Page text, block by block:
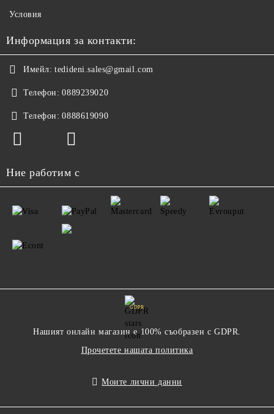
Условия
Информация за контакти:
Имейл: tedideni.sales@gmail.com
Телефон: 0889239020
Телефон: 0888619090
Ние работим с
GDPR
Нашият онлайн магазин е 100% съобразен с GDPR.
Прочетете нашата политика
Моите лични данни